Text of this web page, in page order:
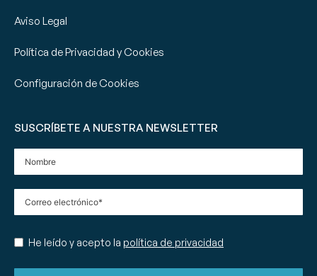
Aviso Legal
Política de Privacidad y Cookies
Configuración de Cookies
SUSCRÍBETE A NUESTRA NEWSLETTER
He leído y acepto la política de privacidad